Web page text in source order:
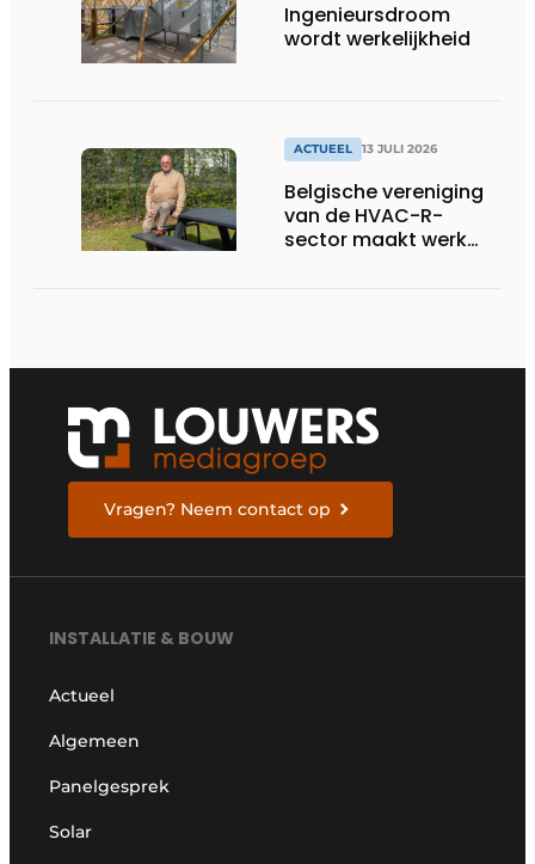
Ingenieursdroom
wordt werkelijkheid
ACTUEEL 13 JULI 2026
Belgische vereniging
van de HVAC-R-
sector maakt werk
Vragen? Neem contact op
INSTALLATIE & BOUW
Actueel
Algemeen
Panelgesprek
Solar